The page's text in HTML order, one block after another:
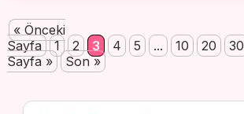
« Önceki
Sayfa
1 2 3 4 5 ... 10 20 30
Sayfa »
Son »